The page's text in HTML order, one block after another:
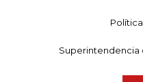
Superintendencia